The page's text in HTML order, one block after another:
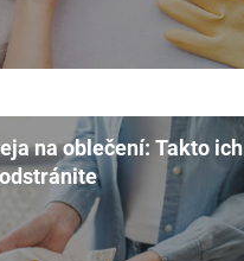
na oblečení: Takto ich